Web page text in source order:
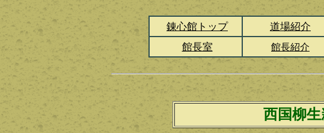
錬心館トップ 道場紹介
館長室 館長紹介
西国柳